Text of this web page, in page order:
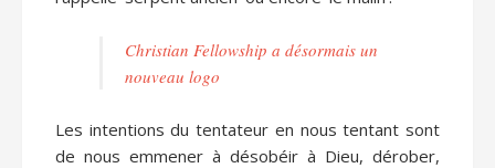
Christian Fellowship a désormais un
nouveau logo
Les intentions du tentateur en nous tentant sont
de nous emmener à désobéir à Dieu, dérober,